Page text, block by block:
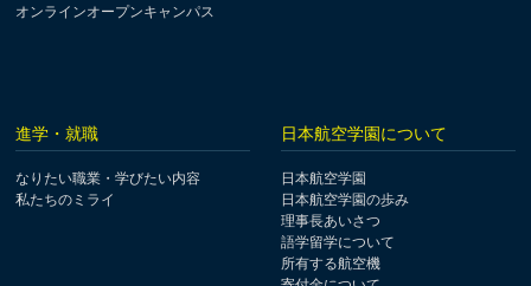
オンラインオープンキャンパス
進学・就職
なりたい職業・学びたい内容
私たちのミライ
日本航空学園について
日本航空学園
日本航空学園の歩み
理事長あいさつ
語学留学について
所有する航空機